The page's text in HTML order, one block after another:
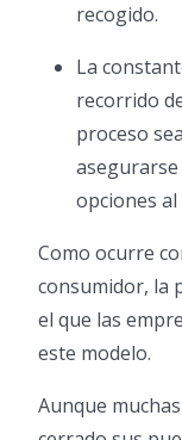
recogido.
La
recorrido
proceso
asegurarse
opciones
Como ocurre
consumidor, la
el que las
este modelo.
Aunque